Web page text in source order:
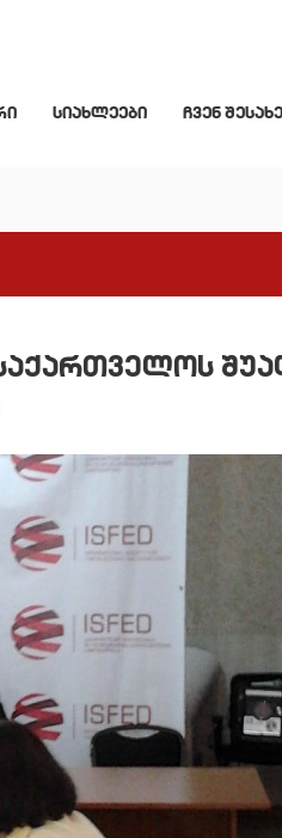
სიახლეები ჩვენ